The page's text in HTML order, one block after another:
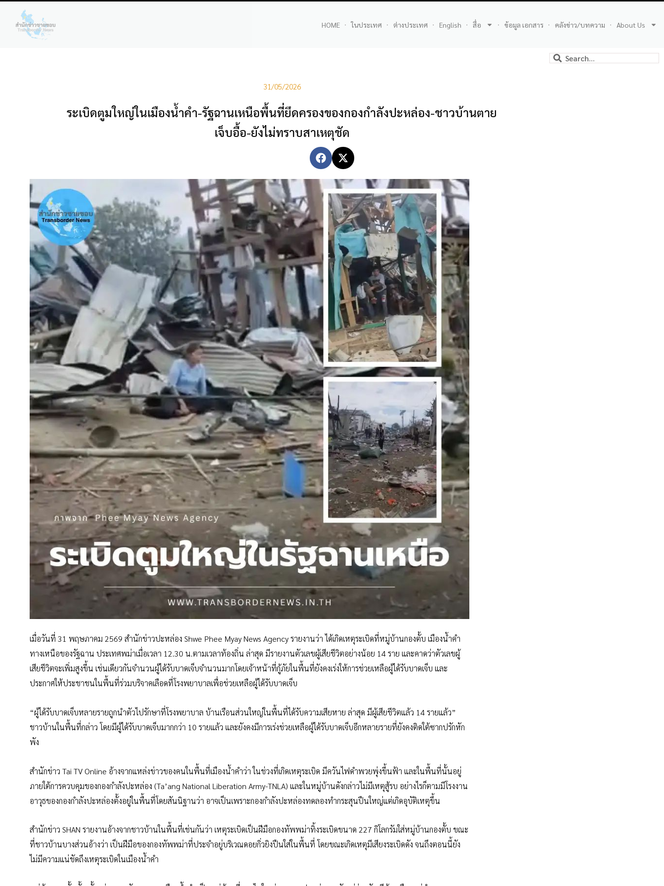
HOME ในประเทศ ต่างประเทศ English สื่อ ข้อมูล เอกสาร คลังข่าว/บทความ About Us
31/05/2026
ระเบิดตูมใหญ่ในเมืองน้ำคำ-รัฐฉานเหนือพื้นที่ยึดครองของกองกำลังปะหล่อง-ชาวบ้านตาย
เจ็บอื้อ-ยังไม่ทราบสาเหตุชัด
เมื่อวันที่ 31 พฤษภาคม 2569 สำนักข่าวปะหล่อง Shwe Phee Myay News Agency รายงานว่า ได้เกิดเหตุระเบิดที่หมู่บ้านกองตั้บ เมืองน้ำคำ
ทางเหนือของรัฐฉาน ประเทศพม่าเมื่อเวลา 12.30 น.ตามเวลาท้องถิ่น ล่าสุด มีรายงานตัวเลขผู้เสียชีวิตอย่างน้อย 14 ราย และคาดว่าตัวเลขผู้
เสียชีวิตจะเพิ่มสูงขึ้น เช่นเดียวกันจำนวนผู้ได้รับบาดเจ็บจำนวนมากโดยเจ้าหน้าที่กู้ภัยในพื้นที่ยังคงเร่งให้การช่วยเหลือผู้ได้รับบาดเจ็บ และ
ประกาศให้ประชาชนในพื้นที่ร่วมบริจาคเลือดที่โรงพยาบาลเพื่อช่วยเหลือผู้ได้รับบาดเจ็บ
“ผู้ได้รับบาดเจ็บหลายรายถูกนำตัวไปรักษาที่โรงพยาบาล บ้านเรือนส่วนใหญ่ในพื้นที่ได้รับความเสียหาย ล่าสุด มีผู้เสียชีวิตแล้ว 14 รายแล้ว”
ชาวบ้านในพื้นที่กล่าว โดยมีผู้ได้รับบาดเจ็บมากกว่า 10 รายแล้ว และยังคงมีการเร่งช่วยเหลือผู้ได้รับบาดเจ็บอีกหลายรายที่ยังคงติดใต้ซากปรักหัก
พัง
สำนักข่าว Tai TV Online อ้างจากแหล่งข่าวของคนในพื้นที่เมืองน้ำคำว่า ในช่วงที่เกิดเหตุระเบิด มีควันไฟดำพวยพุ่งขึ้นฟ้า และในพื้นที่นั้นอยู่
ภายใต้การควบคุมของกองกำลังปะหล่อง (Ta’ang National Liberation Army-TNLA) และในหมู่บ้านดังกล่าวไม่มีเหตุสู้รบ อย่างไรก็ตามมีโรงงาน
อาวุธของกองกำลังปะหล่องตั้งอยู่ในพื้นที่โดยสันนิฐานว่า อาจเป็นเพราะกองกำลังปะหล่องทดลองทำกระสุนปืนใหญ่แต่เกิดอุบัติเหตุขึ้น
สำนักข่าว SHAN รายงานอ้างจากชาวบ้านในพื้นที่เช่นกันว่า เหตุระเบิดเป็นฝีมือกองทัพพม่าทิ้งระเบิดขนาด 227 กิโลกรัมใส่หมู่บ้านกองตั้บ ขณะ
ที่ชาวบ้านบางส่วนอ้างว่า เป็นฝีมือของกองทัพพม่าที่ประจำอยู่บริเวณดอยกิ่วยิงปืนใส่ในพื้นที่ โดยขณะเกิดเหตุมีเสียงระเบิดดัง จนถึงตอนนี้ยัง
ไม่มีความแน่ชัดถึงเหตุระเบิดในเมืองน้ำคำ